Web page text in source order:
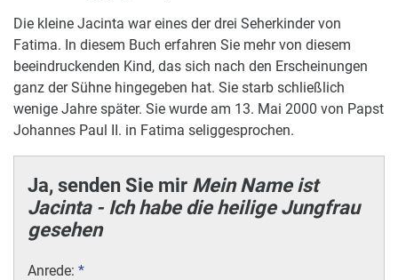
Die kleine Jacinta war eines der drei Seherkinder von
Fatima. In diesem Buch erfahren Sie mehr von diesem
beeindruckenden Kind, das sich nach den Erscheinungen
ganz der Sühne hingegeben hat. Sie starb schließlich
wenige Jahre später. Sie wurde am 13. Mai 2000 von Papst
Johannes Paul II. in Fatima seliggesprochen.
Ja, senden Sie mir Mein Name ist
Jacinta - Ich habe die heilige Jungfrau
gesehen
Anrede: *